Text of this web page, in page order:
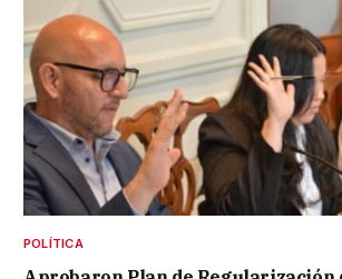
POLÍTICA